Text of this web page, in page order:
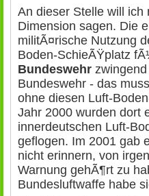
An dieser Stelle will ich
Dimension sagen. Die
militÃ¤rische Nutzung
Boden-SchieÃŸplatz
Bundeswehr
Bundeswehr - das
ohne diesen Luft-
Jahr 2000 wurden dort
innerdeutschen Luft-
geflogen. Im 2001 gab
nicht erinnern, von
Warnung gehÃ¶rt zu
Bundesluftwaffe habe